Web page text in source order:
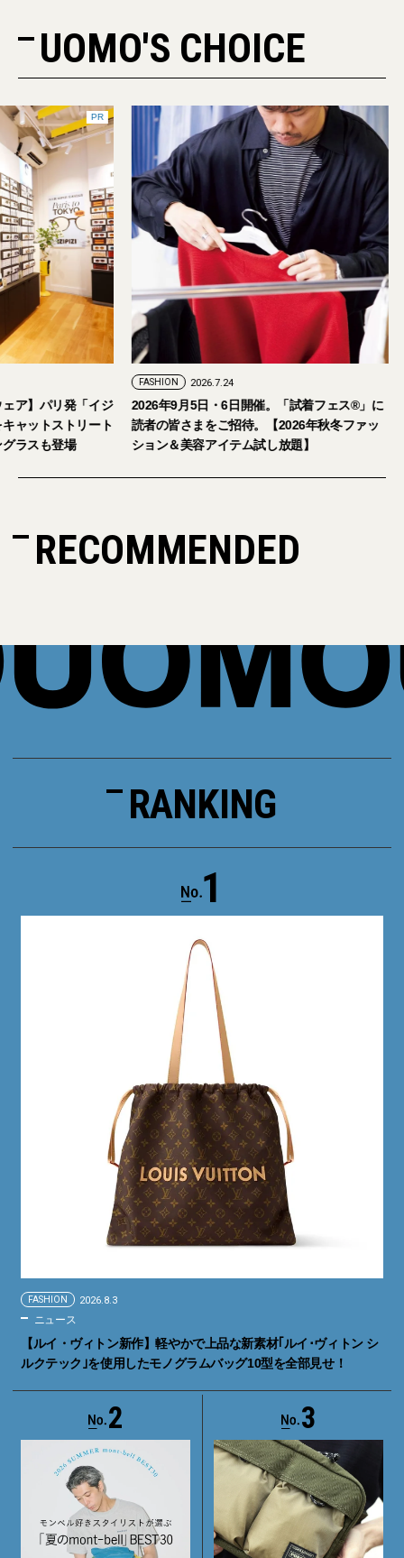
UOMO'S CHOICE
PR
ア】パリ発「イジ
ャットストリート
ラスも登場
FASHION 2026.7.24
2026年9月5日・6日開催。「試着フェス®︎」に
読者の皆さまをご招待。【2026年秋冬ファッ
ション＆美容アイテム試し放題】
RECOMMENDED
RANKING
1
FASHION 2026.8.3
ニュース
【ルイ・ヴィトン新作】軽やかで上品な新素材｢ルイ･ヴィトン シ
ルクテック｣を使用したモノグラムバッグ10型を全部見せ！
2 3